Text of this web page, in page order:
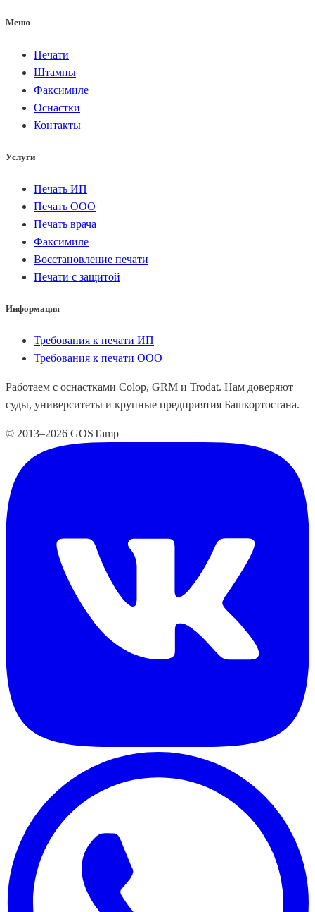
Меню
Печати
Штампы
Факсимиле
Оснастки
Контакты
Услуги
Печать ИП
Печать ООО
Печать врача
Факсимиле
Восстановление печати
Печати с защитой
Информация
Требования к печати ИП
Требования к печати ООО
Работаем с оснастками Colop, GRM и Trodat. Нам доверяют
суды, университеты и крупные предприятия Башкортостана.
© 2013–2026 GOSTamp